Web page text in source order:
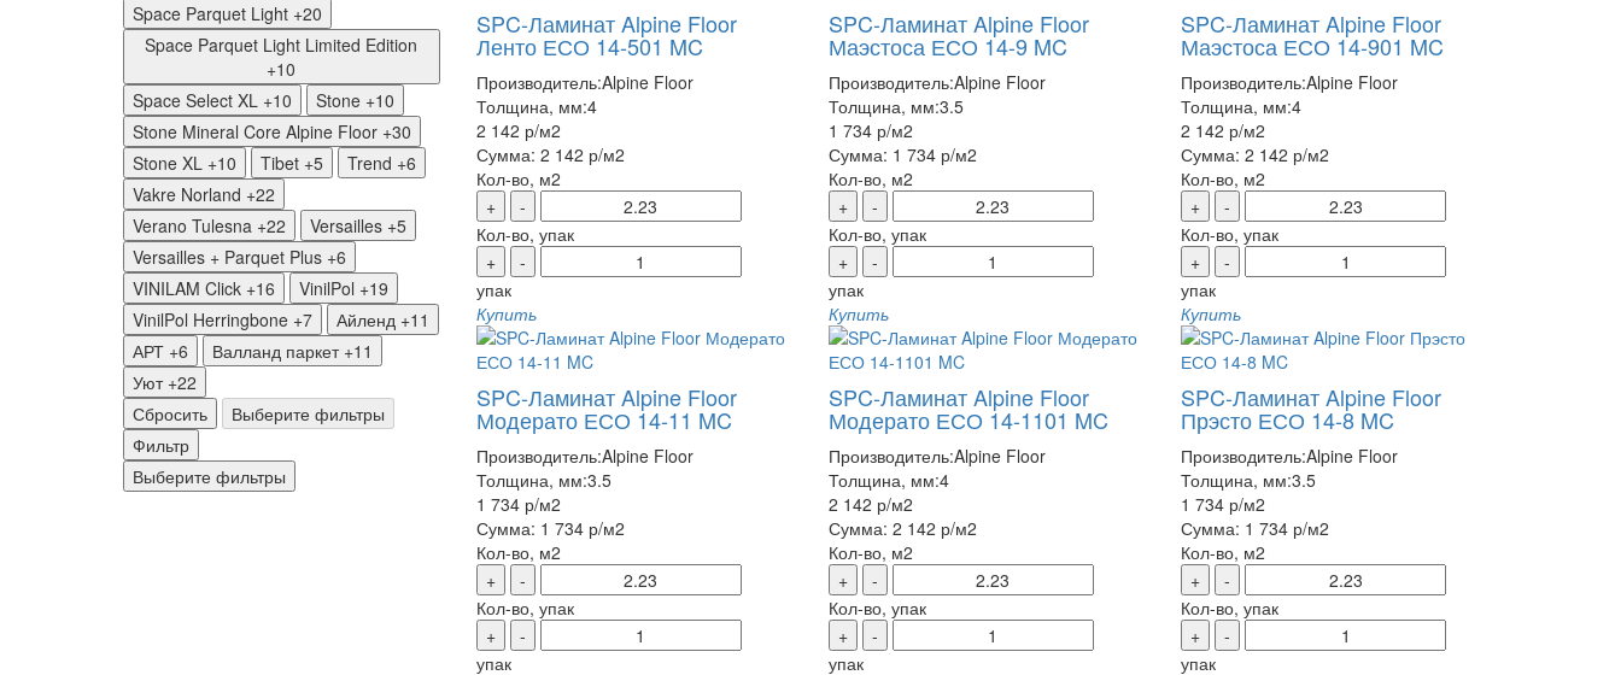
Space Parquet Light +20
Space Parquet Light Limited Edition
+10
Space Select XL +10 Stone +10
Stone Mineral Core Alpine Floor +30
Stone XL +10 Tibet +5 Trend +6
Vakre Norland +22
Verano Tulesna +22 Versailles +5
Versailles + Parquet Plus +6
VINILAM Click +16 VinilPol +19
VinilPol Herringbone +7 Айленд +11
АРТ +6 Валланд паркет +11
Уют +22
Сбросить
Выберите фильтры
Фильтр
Выберите фильтры
SPC-Ламинат Alpine Floor
Ленто ЕСО 14-501 MC
Производитель:Alpine Floor
Толщина, мм:4
2 142 р/м2
Сумма: 2 142 р/м2
Кол-во, м2
+
-
Кол-во, упак
+
-
упак
Купить
SPC-Ламинат Alpine Floor
Маэстоса ЕСО 14-9 MC
Производитель:Alpine Floor
Толщина, мм:3.5
1 734 р/м2
Сумма: 1 734 р/м2
Кол-во, м2
+
-
Кол-во, упак
+
-
упак
Купить
SPC-Ламинат Alpine Floor
Маэстоса ЕСО 14-901 MC
Производитель:Alpine Floor
Толщина, мм:4
2 142 р/м2
Сумма:2 142 р/м2
Кол-во, м2
+
-
Кол-во, упак
+
-
упак
Купить
SPC-Ламинат Alpine Floor
Модерато ЕСО 14-11 MC
Производитель:Alpine Floor
Толщина, мм:3.5
1 734 р/м2
Сумма: 1 734 р/м2
Кол-во, м2
+
-
Кол-во, упак
+
-
упак
SPC-Ламинат Alpine Floor
Модерато ЕСО 14-1101 MC
Производитель:Alpine Floor
Толщина, мм:4
2 142 р/м2
Сумма: 2 142 р/м2
Кол-во, м2
+
-
Кол-во, упак
+
-
упак
SPC-Ламинат Alpine Floor
Прэсто ЕСО 14-8 MC
Производитель:Alpine Floor
Толщина, мм:3.5
1 734 р/м2
Сумма: 1 734 р/м2
Кол-во, м2
+
-
Кол-во, упак
+
-
упак